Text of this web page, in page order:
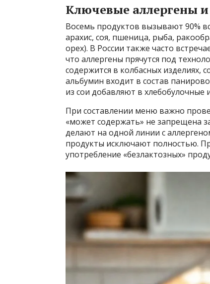
Ключевые аллергены
Восемь продуктов вызывают 90%
арахис, соя, пшеница, рыба,
орех). В России также часто
что аллергены прячутся под
содержится в колбасных изделиях,
альбумин входит в состав
из сои добавляют в хлебобулочные
При составлении меню важно
«может содержать» не запрещена
делают на одной линии с
продукты исключают полностью.
употребление «безлактозных»